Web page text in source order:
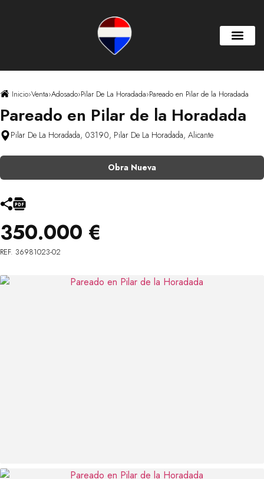
Inicio›Venta›Adosado›Pilar De La Horadada›Pareado en Pilar de la Horadada
Pareado en Pilar de la Horadada
Pilar De La Horadada, 03190, Pilar De La Horadada, Alicante
Obra Nueva
350.000 €
REF. 36981023-02